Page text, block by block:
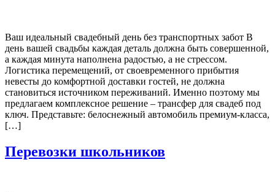
Ваш идеальный свадебный день без транспортных забот В
день вашей свадьбы каждая деталь должна быть совершенной,
а каждая минута наполнена радостью, а не стрессом.
Логистика перемещений, от своевременного прибытия
невесты до комфортной доставки гостей, не должна
становиться источником переживаний. Именно поэтому мы
предлагаем комплексное решение – трансфер для свадеб под
ключ. Представьте: белоснежный автомобиль премиум-класса,
[…]
Перевозки школьников